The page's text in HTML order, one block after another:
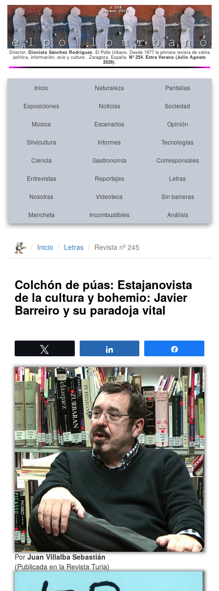
Director: Dionisio Sánchez Rodríguez. El Pollo Urbano. Desde 1977 la primera revista de sátira
política, información, ocio y cultura . Zaragoza. España. Nº 254. Extra Verano (Julio Agosto
2026).
Inicio Naturaleza Pantallas
Exposiciones Noticias Sociedad
Música Escenarios Opinión
Silvicultura Informes Tecnologías
Ciencia Gastronomía Corresponsales
Entrevistas Reportajes Letras
Nosotras Videoteca Sin barreras
Mancheta Incombustibles Análisis
Inicio Letras Revista nº 245
Colchón de púas: Estajanovista
de la cultura y bohemio: Javier
Barreiro y su paradoja vital
PorJuan Villalba Sebastián
(Publicada en la Revista Turia)